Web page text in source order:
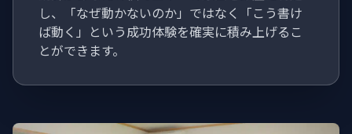
し、「なぜ動かないのか」ではなく「こう書け
ば動く」という成功体験を確実に積み上げるこ
とができます。